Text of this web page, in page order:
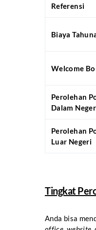
Referensi
Biaya
Welcome
Perolehan
Dalam
Perolehan
Luar Negeri
Tingkat
Anda bisa